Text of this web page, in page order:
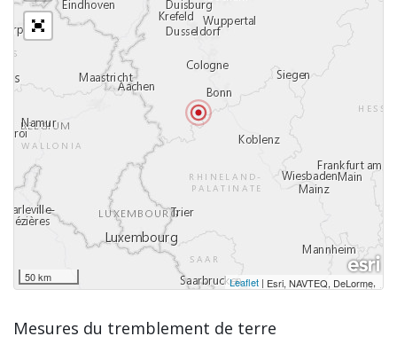
50 km Leaflet | Esri, NAVTEQ, DeLorme,
Mesures du tremblement de terre